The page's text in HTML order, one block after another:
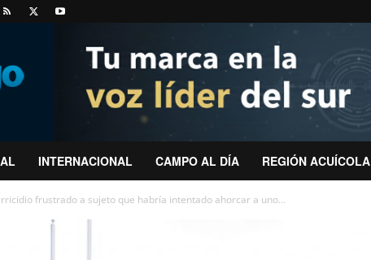
INTERNACIONAL CAMPO AL DÍA REGIÓN ACUÍCOLA
frustrado a sujeto que habría intentado ahorcar a uno...